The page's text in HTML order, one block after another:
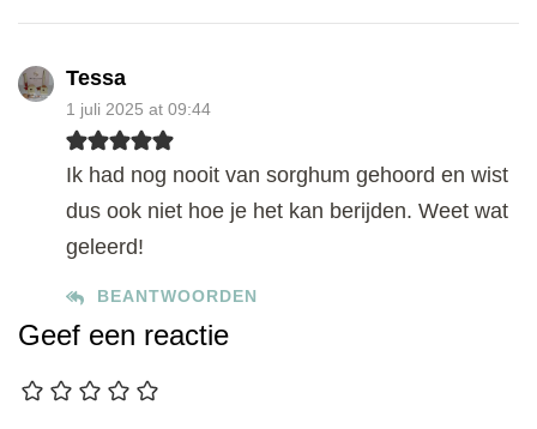
Tessa
1 juli 2025 at 09:44
BEANTWOORDEN
Ik had nog nooit van sorghum gehoord en wist
dus ook niet hoe je het kan berijden. Weet wat
geleerd!
Geef een reactie